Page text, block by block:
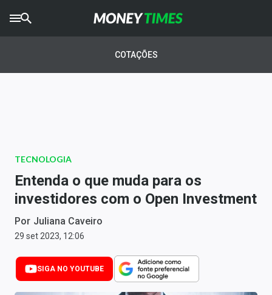
AGROTIMES
Newsletters
Money Trader
Anuncie
Últimas Notícias
Newsletters
COTAÇÕES
TECNOLOGIA
Entenda o que muda para os
investidores com o Open Investment
Por Juliana Caveiro
29 set 2023, 12:06
SIGA NO YOUTUBE